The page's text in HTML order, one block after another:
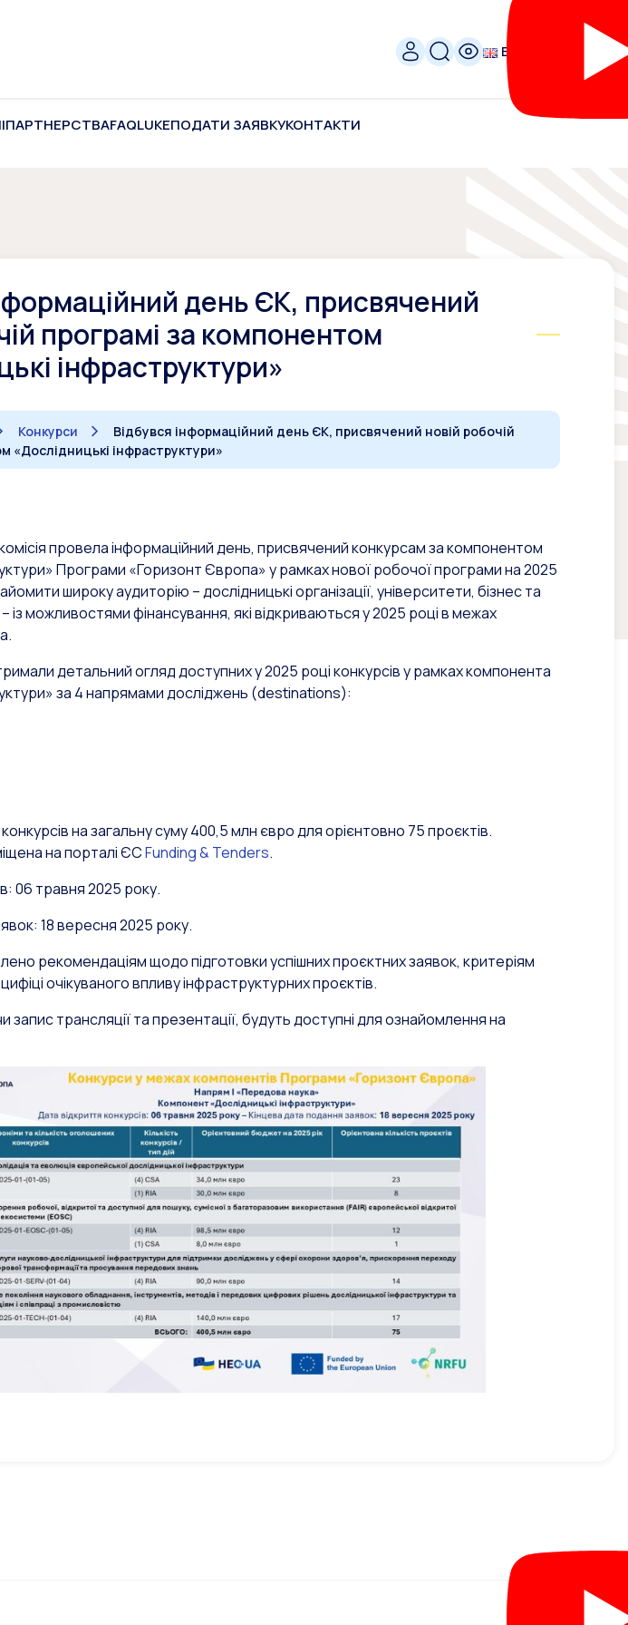
ENG
ПАРТНЕРСТВАFAQLUKEПОДАТИ ЗАЯВКУКОНТАКТИ
день ЄК, присвячений
програмі за компонентом
інфраструктури»
Конкурси
Відбувся інформаційний день ЄК, присвячений новій робочій
«Дослідницькі інфраструктури»
провела інформаційний день, присвячений конкурсам за компонентом
Програми «Горизонт Європа» у рамках нової робочої програми на 2025
широку аудиторію – дослідницькі організації, університети, бізнес та
– із можливостями фінансування, які відкриваються у 2025 році в межах
детальний огляд доступних у 2025 році конкурсів у рамках компонента
за 4 напрямами досліджень (destinations):
на загальну суму 400,5 млн євро для орієнтовно 75 проєктів.
на порталі ЄСFunding & Tenders.
06 травня 2025 року.
18 вересня 2025 року.
рекомендаціям щодо підготовки успішних проєктних заявок, критеріям
очікуваного впливу інфраструктурних проєктів.
запис трансляції та презентації, будуть доступні для ознайомлення на